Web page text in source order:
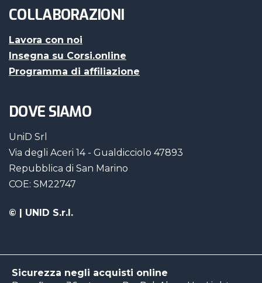
COLLABORAZIONI
Lavora con noi
Insegna su Corsi.online
Programma di affiliazione
DOVE SIAMO
UniD Srl
Via degli Aceri 14 - Gualdicciolo 47893
Repubblica di San Marino
COE: SM22747
© | UNID S.r.l.
Sicurezza negli acquisti online